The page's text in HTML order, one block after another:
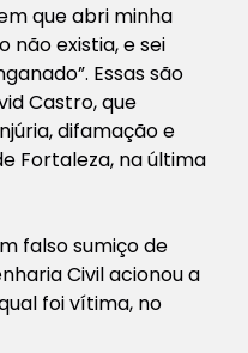
que abri minha
não existia, e sei
Essas são
Castro, que
difamação e
Fortaleza, na última
falso sumiço de
Civil acionou a
foi vítima, no